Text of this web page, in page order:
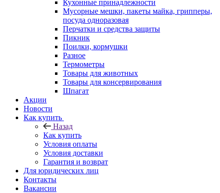
Кухонные принадлежности
Мусорные мешки, пакеты майка, грипперы,
посуда одноразовая
Перчатки и средства защиты
Пикник
Поилки, кормушки
Разное
Термометры
Товары для животных
Товары для консервирования
Шпагат
Акции
Новости
Как купить
Назад
Как купить
Условия оплаты
Условия доставки
Гарантия и возврат
Для юридических лиц
Контакты
Вакансии